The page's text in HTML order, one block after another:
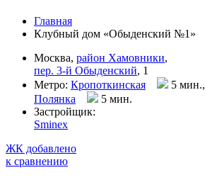
Главная
Клубный дом «Обыденский №1»
Москва, район Хамовники,
пер. 3-й Обыденский, 1
Метро: Кропоткинская
5 мин.,
Полянка
5 мин.
Застройщик:
Sminex
ЖК добавлено
к сравнению